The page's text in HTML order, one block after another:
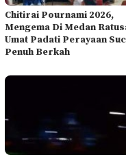
Chitirai Pournami 2026,
Mengema Di Medan
Umat Padati Perayaan
Penuh Berkah